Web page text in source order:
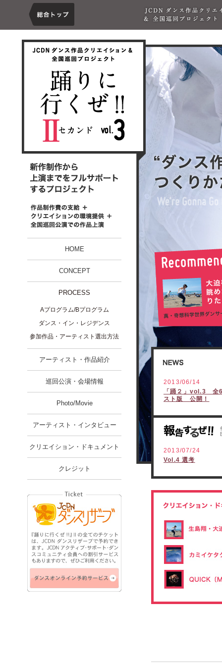
HOME
CONCEPT
PROCESS
Aプログラム/Bプログラム
ダンス・イン・レジデンス
参加作品・アーティスト選出方法
アーティスト・作品紹介
巡回公演・会場情報
Photo/Movie
アーティスト・インタビュー
クリエイション・ドキュメント
クレジット
2013/06/14
「踊２」vol.3 全
スト版 公開！
2013/07/24
Vol.4 選考